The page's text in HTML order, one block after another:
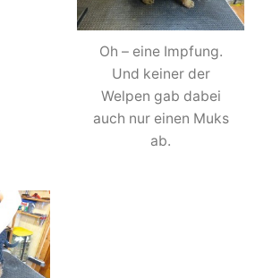
Oh – eine Impfung.
Und keiner der
Welpen gab dabei
auch nur einen Muks
ab.